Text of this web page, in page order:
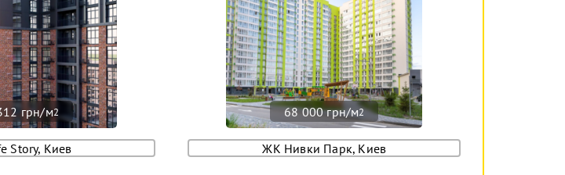
грн/м2
Story, Киев
68 000 грн/м2
ЖК Нивки Парк, Киев